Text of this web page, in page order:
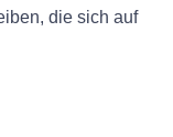
die sich auf